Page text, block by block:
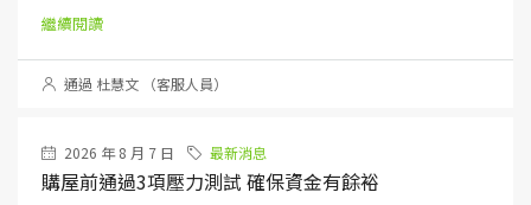
繼續閱讀
通過 杜慧文 （客服人員）
2026 年 8 月 7 日 最新消息
購屋前通過3項壓力測試 確保資金有餘裕